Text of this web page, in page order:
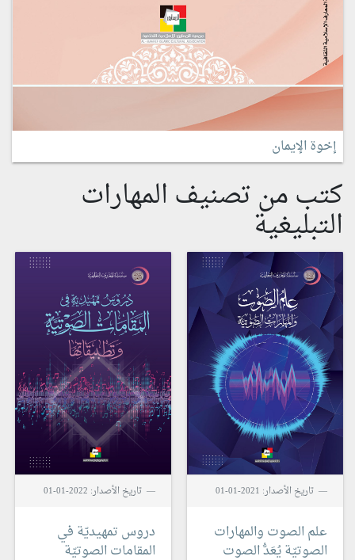
إخوة الإيمان
كتب من تصنيف المهارات
التبليغية
تاريخ الأصدار: 2021-01-01
علم الصوت والمهارات
الصوتيّةيُعَدُّ الصوت
تاريخ الأصدار: 2022-01-01
دروس تمهيديّة في
المقامات الصوتيّة